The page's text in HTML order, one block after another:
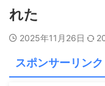
れた
2025年11月26日
スポンサーリンク